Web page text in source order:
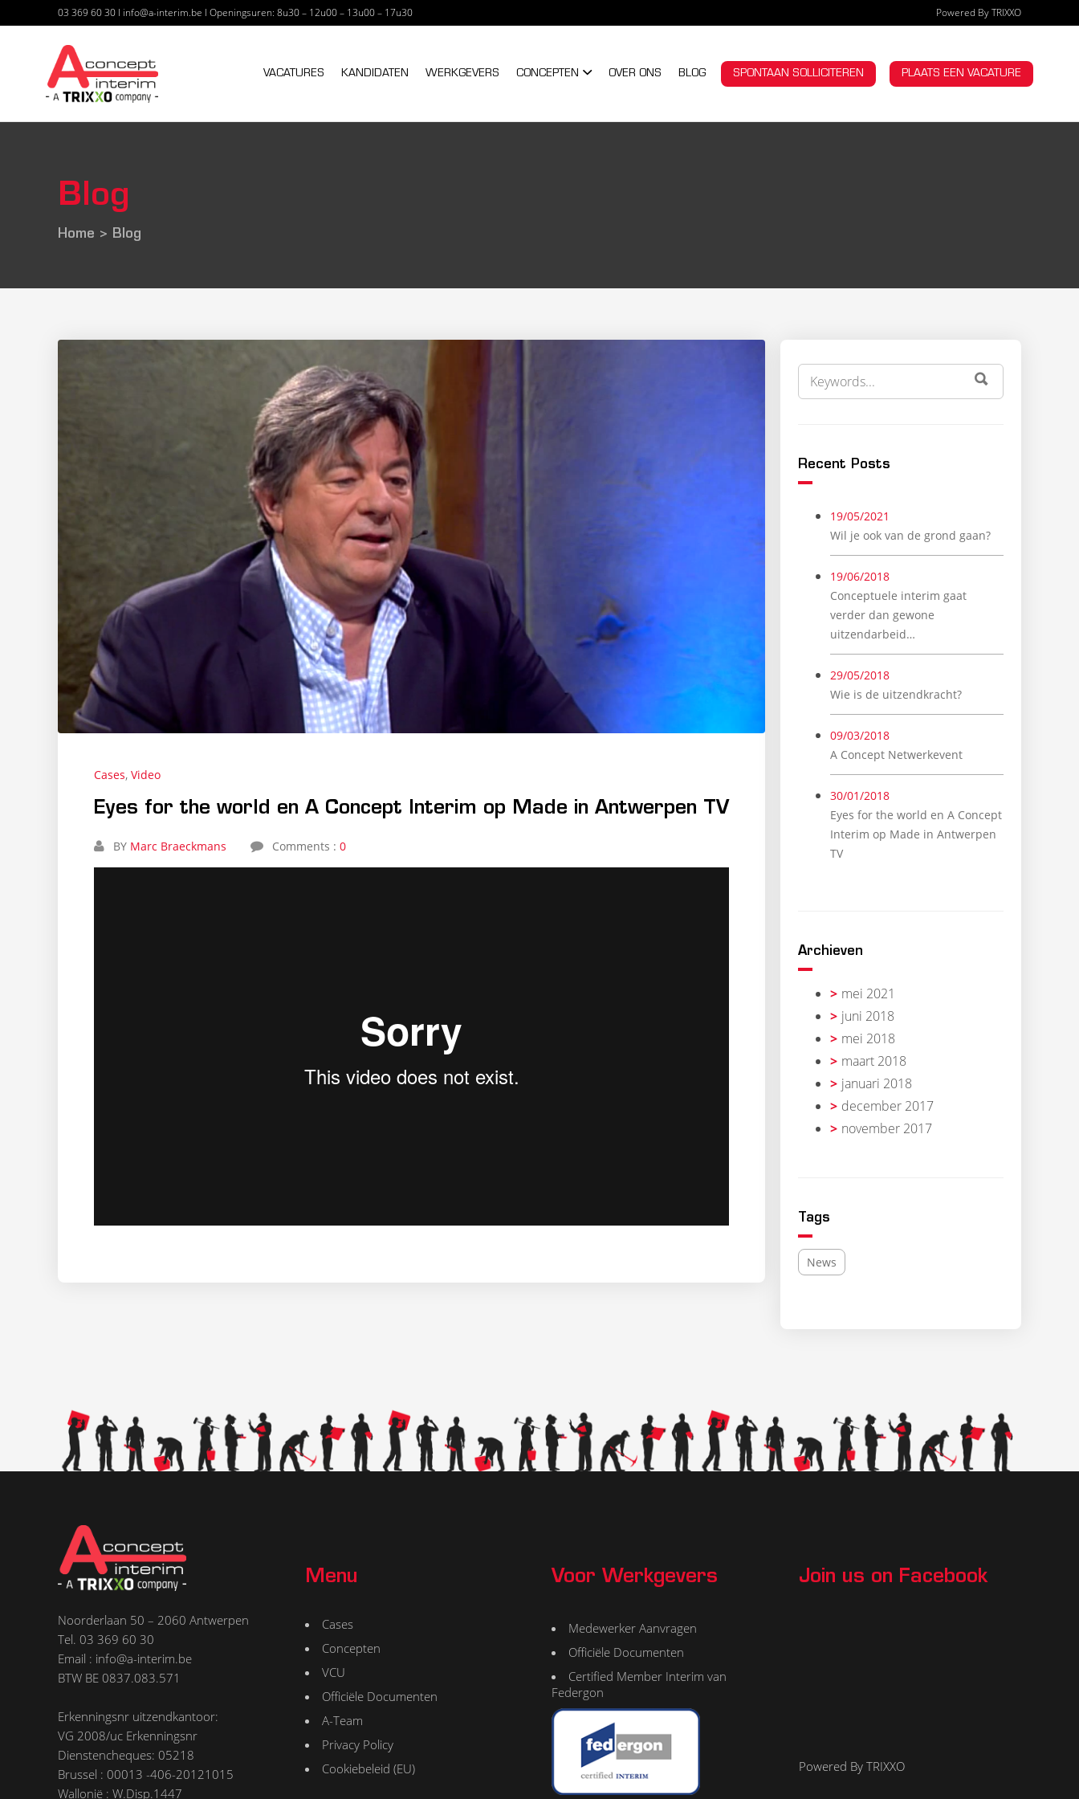
03 369 60 30 I info@a-interim.be I Openingsuren: 8u30 – 12u00 – 13u00 – 17u30 Powered By TRIXXO
A CONCEPT INTERIM – A TRIXXO COMPANY
VACATURES KANDIDATEN WERKGEVERS CONCEPTEN OVER ONS BLOG SPONTAAN SOLLICITEREN PLAATS EEN VACATURE
Blog
Home > Blog
Cases, Video
Eyes for the world en A Concept Interim op Made in Antwerpen TV
BY Marc Braeckmans Comments : 0
ZOEK
NAAR:
Recent Posts
19/05/2021
Wil je ook van de grond gaan?
19/06/2018
Conceptuele interim gaat
verder dan gewone
uitzendarbeid…
29/05/2018
Wie is de uitzendkracht?
09/03/2018
A Concept Netwerkevent
30/01/2018
Eyes for the world en A Concept
Interim op Made in Antwerpen
TV
Archieven
mei 2021
juni 2018
mei 2018
maart 2018
januari 2018
december 2017
november 2017
Tags
News
Noorderlaan 50 – 2060 Antwerpen
Tel. 03 369 60 30
Email : info@a-interim.be
BTW BE 0837.083.571
Erkenningsnr uitzendkantoor:
VG 2008/uc Erkenningsnr
Dienstencheques: 05218
Brussel : 00013 -406-20121015
Wallonië : W.Disp.1447
Menu
Cases
Concepten
VCU
Officiële Documenten
A-Team
Privacy Policy
Cookiebeleid (EU)
Voor Werkgevers
Medewerker Aanvragen
Officiële Documenten
Certified Member Interim van
Federgon
Join us on Facebook
Powered By TRIXXO